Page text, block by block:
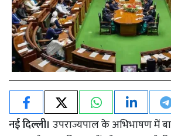
नई दिल्ली। उपराज्यपाल के अभिभाषण में